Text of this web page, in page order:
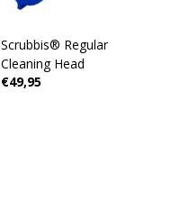
Scrubbis® Regular
Cleaning Head
€49,95